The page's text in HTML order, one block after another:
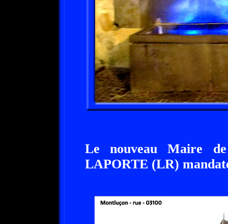
Le nouveau Maire
LAPORTE (LR)